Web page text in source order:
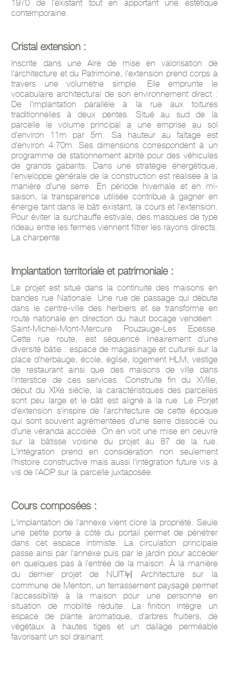
1970 de l'existant tout en apportant une estétique
contemporaine.
Cristal extension :
Inscrite dans une Aire de mise en valorisation de
l'architecture et du Patrimoine, l'extension prend corps à
travers une volumétrie simple. Elle emprunte le
vocabulaire architectural de son environnement direct :
De l'implantation parallèle à la rue aux toitures
traditionnelles à deux pentes. Situé au sud de la
parcelle le volume principal a une emprise au sol
d'environ 11m par 5m. Sa hauteur au faîtage est
d'environ 4.70m. Ses dimensions correspondent à un
programme de stationnement abrité pour des véhicules
de grands gabarits. Dans une stratégie énergétique,
l'enveloppe générale de la construction est réalisée à la
manière d'une serre. En période hivernale et en mi-
saison, la transparence utilisée contribue à gagner en
énergie tant dans le bâti existant, la cours et l'extension.
Pour éviter la surchauffe estivale, des masques de type
rideau entre les fermes viennent filtrer les rayons directs.
La charpente
Implantation territoriale et patrimoniale :
Le projet est situé dans la continuité des maisons en
bandes rue Nationale. Une rue de passage qui débute
dans le centre-ville des herbiers et se transforme en
route nationale en direction du haut bocage vendéen :
Saint-Michel-Mont-Mercure Pouzauge-Les Epesse.
Cette rue route, est séquencé linéairement d'une
diversité bâtie : espace de magasinage et culturel sur la
place d'herbauge, école, église, logement HLM, vestige
de restaurant ainsi que des maisons de ville dans
l'interstice de ces services. Construite fin du XVIIIe,
déput du XIXe siècle, la caractéristiques des parcelles
sont peu large et le bâti est aligné à la rue. Le Porjet
d'extension s'inspire de l'architecture de cette époque
qui sont souvent agrémentées d'une serre dissocié ou
d'une véranda accolée. On en voit une mise en oeuvre
sur la bâtisse voisine du projet au 87 de la rue.
L'intégration prend en considération non seulement
l'histoire constructive mais aussi l'intégration future vis à
vis de l'AOP sur la parcelle juxtaposée.
Cours composées :
L'implantation de l'annexe vient clore la propriété. Seule
une petite porte à côté du portail permet de pénétrer
dans cet espace intimiste. La circulation principale
passe ainsi par l'annexe puis par le jardin pour accéder
en quelques pas à l'entrée de la maison. À la manière
du dernier projet de NUIT뉘 Architecture sur la
commune de Menton, un terrassement paysagé permet
l'accessibilité à la maison pour une personne en
situation de mobilité réduite. La finition intègre un
espace de plante aromatique, d'arbres fruitiers, de
végétaux à hautes tiges et un dallage perméable
favorisant un sol drainant.